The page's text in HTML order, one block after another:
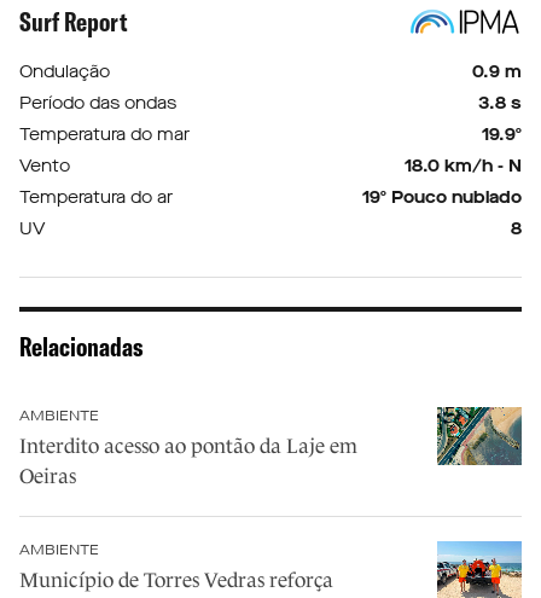
Surf Report
Ondulação
0.9 m
Período das ondas
3.8 s
Temperatura do mar
19.9º
Vento
18.0 km/h - N
Temperatura do ar
19º Pouco nublado
UV
8
Relacionadas
AMBIENTE
Interdito acesso ao pontão da Laje em
Oeiras
AMBIENTE
Município de Torres Vedras reforça